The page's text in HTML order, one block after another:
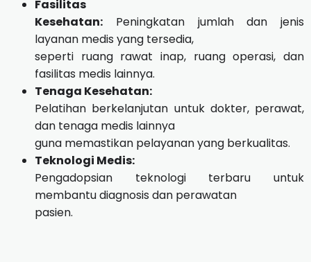
Fasilitas
Kesehatan: Peningkatan jumlah dan jenis
layanan medis yang tersedia,
seperti ruang rawat inap, ruang operasi, dan
fasilitas medis lainnya.
Tenaga Kesehatan:
Pelatihan berkelanjutan untuk dokter, perawat,
dan tenaga medis lainnya
guna memastikan pelayanan yang berkualitas.
Teknologi Medis:
Pengadopsian teknologi terbaru untuk
membantu diagnosis dan perawatan
pasien.